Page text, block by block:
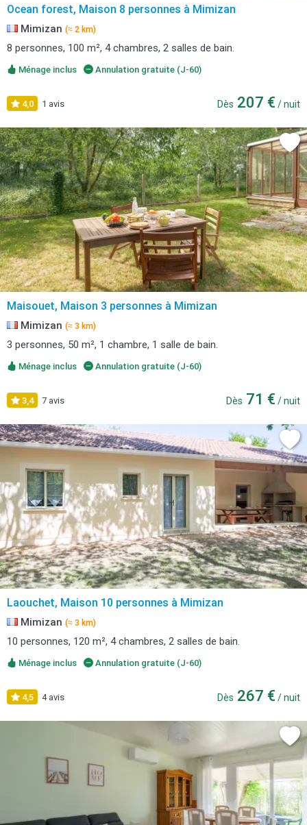
Ocean forest, Maison 8 personnes à Mimizan
Mimizan (≈ 2 km)
8 personnes, 100 m², 4 chambres, 2 salles de bain.
Ménage inclus Annulation gratuite (J-60)
4,0 1 avis Dès 207 € / nuit
Maisouet, Maison 3 personnes à Mimizan
Mimizan (≈ 3 km)
3 personnes, 50 m², 1 chambre, 1 salle de bain.
Ménage inclus Annulation gratuite (J-60)
3,4 7 avis Dès 71 € / nuit
Laouchet, Maison 10 personnes à Mimizan
Mimizan (≈ 3 km)
10 personnes, 120 m², 4 chambres, 2 salles de bain.
Ménage inclus Annulation gratuite (J-60)
4,5 4 avis Dès 267 € / nuit